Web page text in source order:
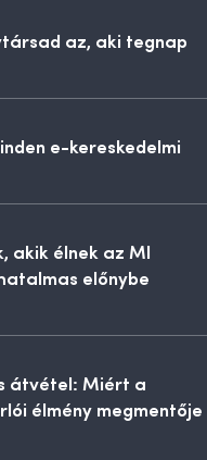
az, aki tegnap
e-kereskedelmi
akik élnek az MI
előnybe
átvétel: Miért a
élmény megmentője